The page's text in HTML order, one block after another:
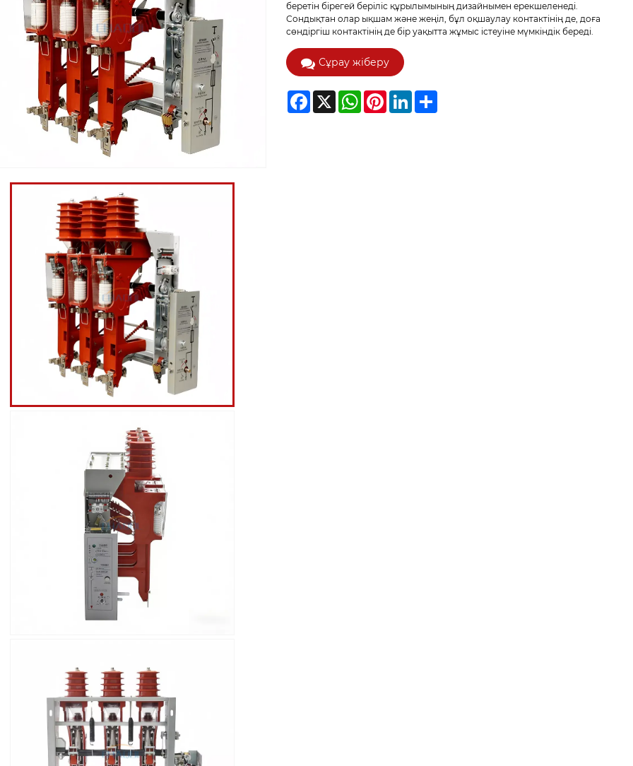
беретін бірегей беріліс құрылымының дизайнымен ерекшеленеді.
Сондықтан олар ықшам және жеңіл, бұл оқшаулау контактінің де, доға
сөндіргіш контактінің де бір уақытта жұмыс істеуіне мүмкіндік береді.
Сұрау жіберу
Facebook
X WhatsAppPinterestLinkedInShare